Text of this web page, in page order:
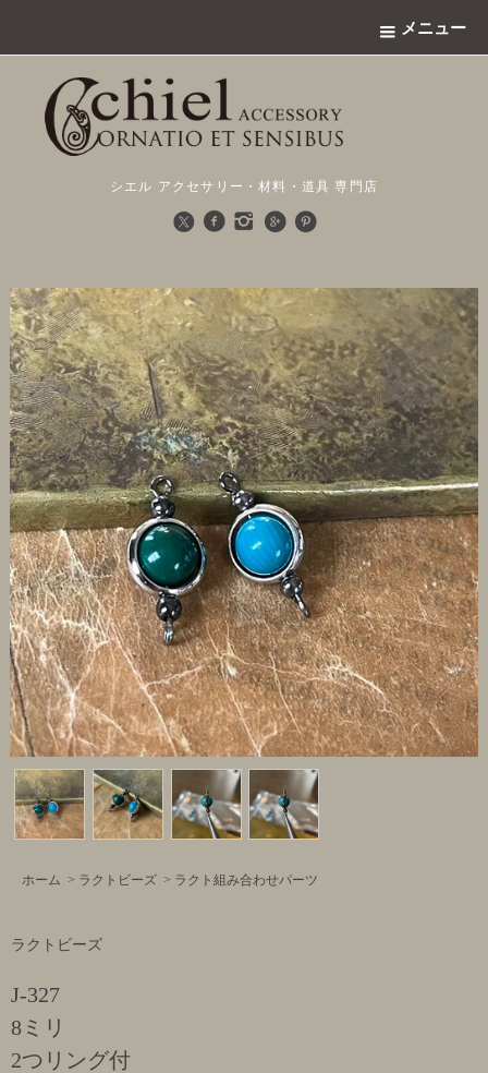
メニュー
シエル アクセサリー・材料・道具 専門店
ホーム > ラクトビーズ > ラクト組み合わせパーツ
ラクトビーズ
J-327
8ミリ
2つリング付